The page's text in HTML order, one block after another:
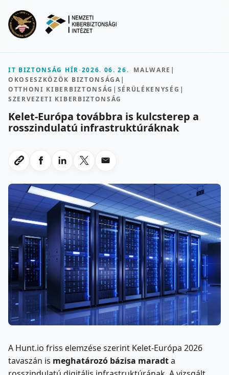
IT BIZTONSÁG HÍR-2026. 06. 26. MALWARE |
OKOSESZKÖZÖK BIZTONSÁGA |
OTTHONI KIBERBIZTONSÁG | SÉRÜLÉKENYSÉG |
SZERVEZETI KIBERBIZTONSÁG
Kelet-Európa továbbra is kulcsterep a
rosszindulatú infrastruktúráknak
Link masolasa
Megosztas Facebookon
Megosztas LinkedInen
Megosztas X-en
Megosztas emailben
A Hunt.io friss elemzése szerint Kelet-Európa 2026
tavaszán is meghatározó bázisa maradta